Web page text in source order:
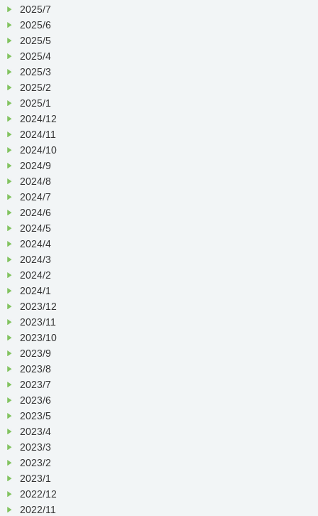
2025/7
2025/6
2025/5
2025/4
2025/3
2025/2
2025/1
2024/12
2024/11
2024/10
2024/9
2024/8
2024/7
2024/6
2024/5
2024/4
2024/3
2024/2
2024/1
2023/12
2023/11
2023/10
2023/9
2023/8
2023/7
2023/6
2023/5
2023/4
2023/3
2023/2
2023/1
2022/12
2022/11